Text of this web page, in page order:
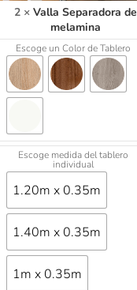
o
r
a
d
e
m
m
i
n
a
2× Valla Separadora de
melamina
Escoge un Color de Tablero
Escoge medida del tablero
individual
1.20m x 0.35m
1.40m x 0.35m
1m x 0.35m